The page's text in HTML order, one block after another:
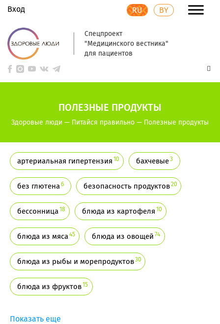
Вход RU BY
Спецпроект
"Медицинского вестника"
для пациентов
ПОЛЕЗНЫЕ ПРОДУКТЫ
Здоровые люди — Питайся правильно — Полезные продукты
артериальная гипертензия 10 бахчевые3
без глютена6 безопасность продуктов20
бессонница18 блюда из картофеля 10
блюда из мяса45 блюда из овощей 74
блюда из рыбы и морепродуктов30
блюда из фруктов15
Показать еще